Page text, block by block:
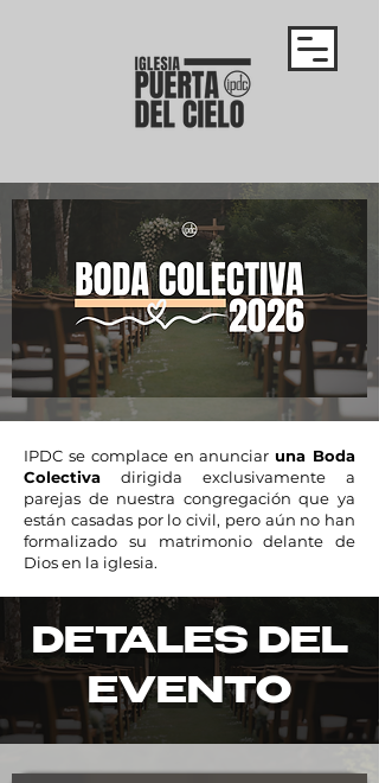
IPDC se complace en anunciaruna Boda
Colectiva dirigida exclusivamente a
parejas de nuestra congregación que ya
están casadas por lo civil, pero aún no han
formalizado su matrimonio delante de
Dios en la iglesia.​
DETALES DEL
EVENTO